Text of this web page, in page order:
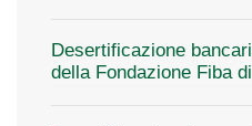
Desertificazione
della Fondazione Fiba